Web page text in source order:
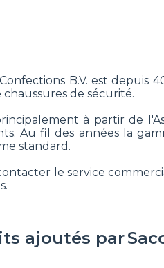
B.V. est depuis
de sécurité.
à partir de
Au fil des années la
standard.
le service
ajoutés par